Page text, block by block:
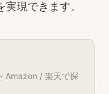
現できます。
Amazon / 楽天で探